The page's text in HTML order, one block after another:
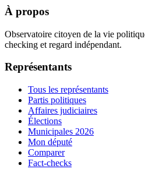
À propos
Observatoire citoyen de la vie
checking et regard indépendant.
Représentants
Tous les représentants
Partis politiques
Affaires judiciaires
Élections
Municipales 2026
Mon député
Comparer
Fact-checks